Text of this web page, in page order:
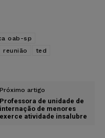
oab-sp
reunião
ted
Próximo artigo
Professora de unidade de
internação de menores
exerce atividade insalubre